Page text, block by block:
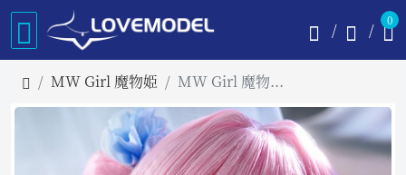
0
MW Girl 魔物姫 MW Girl 魔物姫 85cm ミカヘッド 掲載画像はソフトビニール製頭部+シリコン製ボディ